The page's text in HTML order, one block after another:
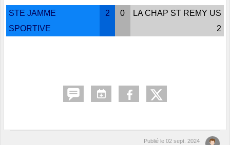
STE JAMME
SPORTIVE
2 0
LA CHAP ST REMY US
2
Publié le 02 sept. 2024